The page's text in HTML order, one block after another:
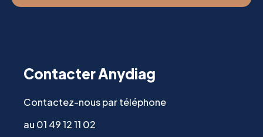
Contacter Anydiag
Contactez-nous par téléphone
au 01 49 12 11 02